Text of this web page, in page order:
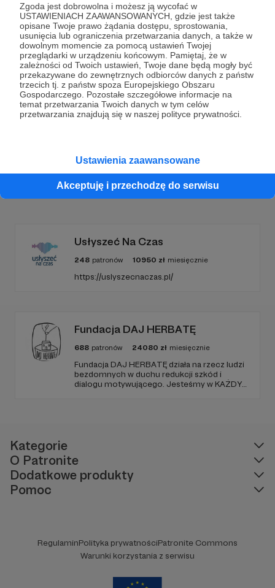
Zgoda jest dobrowolna i możesz ją wycofać w
USTAWIENIACH ZAAWANSOWANYCH, gdzie jest także
opisane Twoje prawo żądania dostępu, sprostowania,
usunięcia lub ograniczenia przetwarzania danych, a także w
dowolnym momencie za pomocą ustawień Twojej
przeglądarki w urządzeniu końcowym. Pamiętaj, że w
zależności od Twoich ustawień, Twoje dane będą mogły być
przekazywane do zewnętrznych odbiorców danych z państw
trzecich tj. z państw spoza Europejskiego Obszaru
Gospodarczego. Pozostałe szczegółowe informacje na
temat przetwarzania Twoich danych w tym celów
przetwarzania znajdują się w naszej polityce prywatności.
Ustawienia zaawansowane
Akceptuję i przechodzę do serwisu
Dołącz do grona Patronów!
Wesprzyj działalność AutoraJa Pacze Sercemjuż
teraz!
Zostań Patronem
Promowani autorzy
Usłyszeć Na Czas
248 patronów 10950 zł miesięcznie
https://uslyszecnaczas.pl/
Fundacja DAJ HERBATĘ
688 patronów 24080 zł miesięcznie
Fundacja DAJ HERBATĘ działa na rzecz ludzi
bezdomnych w duchu redukcji szkód i
dialogu motywującego. Jesteśmy w KAŻDY
Kategorie
O Patronite
Dodatkowe produkty
Pomoc
RegulaminPolityka prywatnościPatronite Commons
Warunki korzystania z serwisu